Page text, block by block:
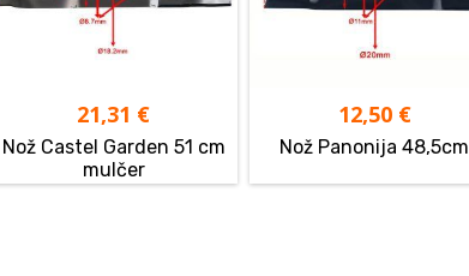
21,31 €
Nož Castel Garden 51 cm
mulčer
12,50 €
Nož Panonija 48,5cm